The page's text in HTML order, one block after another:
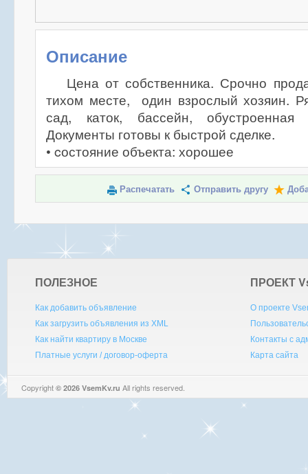
Описание
Цена от собственника. Срочно
тихом месте, один взрослый хозяин.
сад, каток, бассейн, обустроенная
Документы готовы к быстрой сделке.
• cостояние объекта: хорошее
Распечатать Отправить другу
ПОЛЕЗНОЕ
Как добавить объявление
Как загрузить объявления из XML
Как найти квартиру в Москве
Платные услуги / договор-оферта
ПРОЕКТ V
О проекте
Контакты с
Карта сайта
Copyright © 2026 VsemKv.ru All rights reserved.